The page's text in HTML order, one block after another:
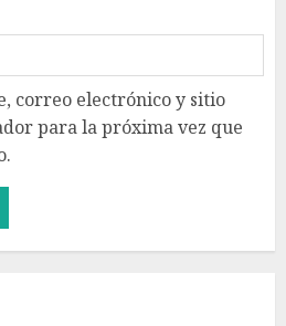
correo electrónico y sitio
para la próxima vez que